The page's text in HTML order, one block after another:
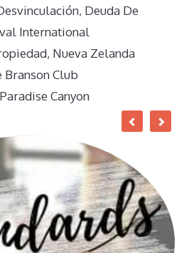
, Deuda De
International
, Nueva Zelanda
Branson Club
Canyon